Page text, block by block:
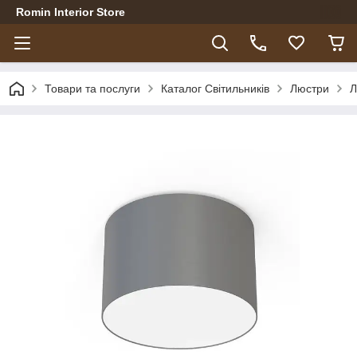
Romin Interior Store
Товари та послуги Каталог Світильників Люстри